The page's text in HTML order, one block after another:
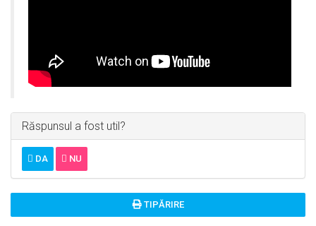
Răspunsul a fost util?
DA NU
TIPĂRIRE